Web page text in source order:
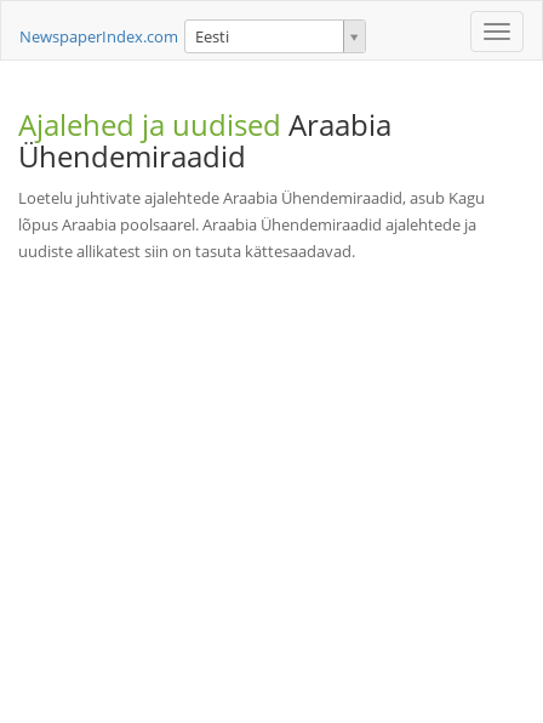
Toggle
NewspaperIndex.com Eesti
Ajalehed ja uudised Araabia
Ühendemiraadid
Loetelu juhtivate ajalehtede Araabia Ühendemiraadid, asub Kagu
lõpus Araabia poolsaarel. Araabia Ühendemiraadid ajalehtede ja
uudiste allikatest siin on tasuta kättesaadavad.